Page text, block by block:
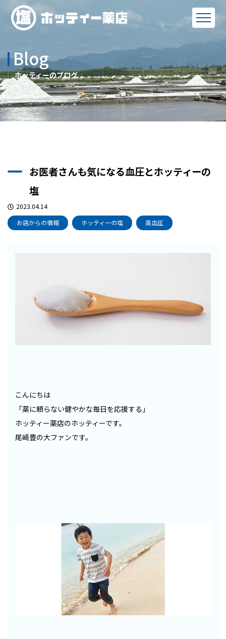
Blog
ホッティーのブログ
お医者さんも気になる血圧とホッティーの
塩
2023.04.14
お店からの情報
ホッティーの塩 高血圧
こんにちは
「薬に頼らない健やかな毎日を応援する」
ホッティー薬店のホッティーです。
尾崎豊の大ファンです。